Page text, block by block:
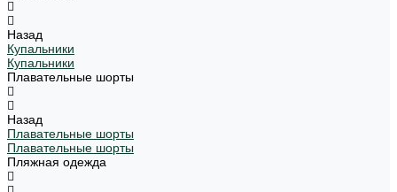
Назад
Купальники
Купальники
Плавательные шорты
Назад
Плавательные шорты
Плавательные шорты
Пляжная одежда